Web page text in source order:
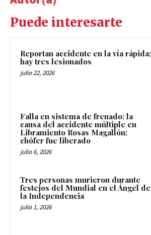
Puede interesarte
Reportan accidente en la vía rápida;
hay tres lesionados
julio 22, 2026
Falla en sistema de frenado: la
causa del accidente múltiple en
Libramiento Rosas Magallón;
chófer fue liberado
julio 6, 2026
Tres personas murieron durante
festejos del Mundial en el Ángel de
la Independencia
julio 1, 2026